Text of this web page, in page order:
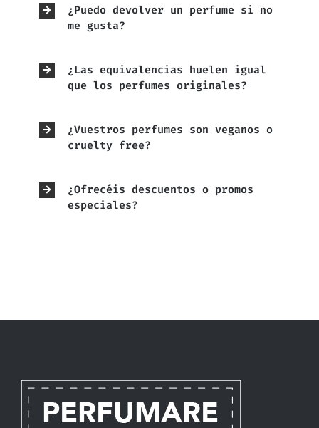
¿Puedo devolver un perfume si no
me gusta?
¿Las equivalencias huelen igual
que los perfumes originales?
¿Vuestros perfumes son veganos o
cruelty free?
¿Ofrecéis descuentos o promos
especiales?